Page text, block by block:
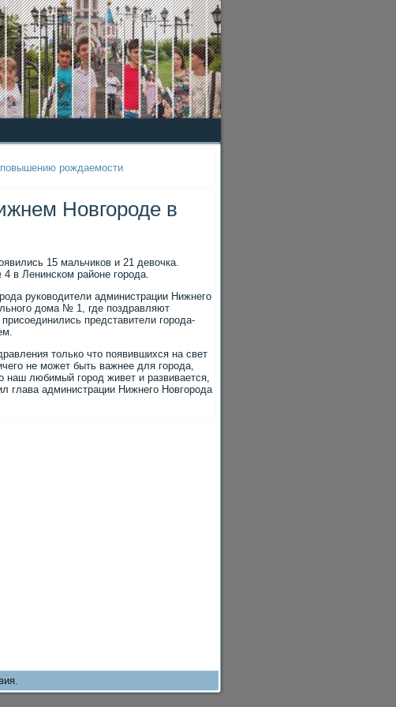
повышению рождаемости
Новгороде в
15 мальчиков и 21 девочка.
в Ленинском районе города.
руководители администрации Нижнего
дома № 1, где поздравляют
представители города-
только что появившихся на свет
не может быть важнее для города,
наш любимый город живет и развивается,
глава администрации Нижнего Новгорода